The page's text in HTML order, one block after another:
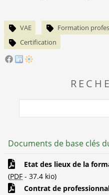
VAE Formation
Certification
Documents de base clés
Etat des lieux de la
(PDF - 37.4 kio)
Contrat de